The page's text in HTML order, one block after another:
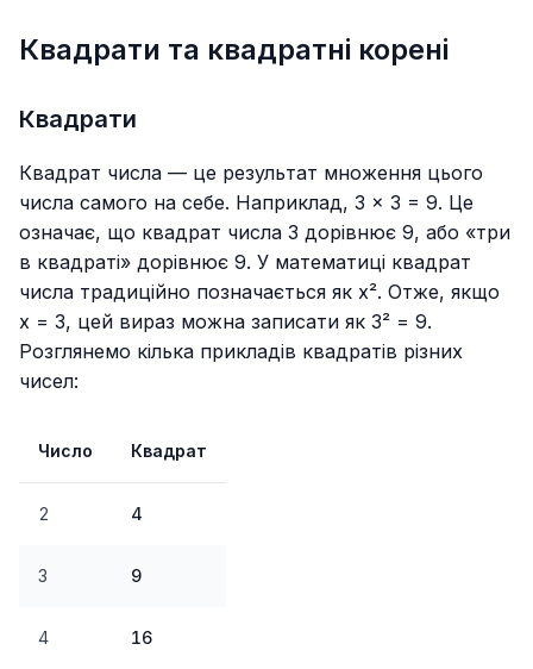
Квадрати та квадратні корені
Квадрати
Квадрат числа — це результат множення цього
числа самого на себе. Наприклад, 3 × 3 = 9. Це
означає, що квадрат числа 3 дорівнює 9, або «три
в квадраті» дорівнює 9. У математиці квадрат
числа традиційно позначається як x². Отже, якщо
x = 3, цей вираз можна записати як 3² = 9.
Розглянемо кілька прикладів квадратів різних
чисел:
Число Квадрат
2 4
3 9
4 16